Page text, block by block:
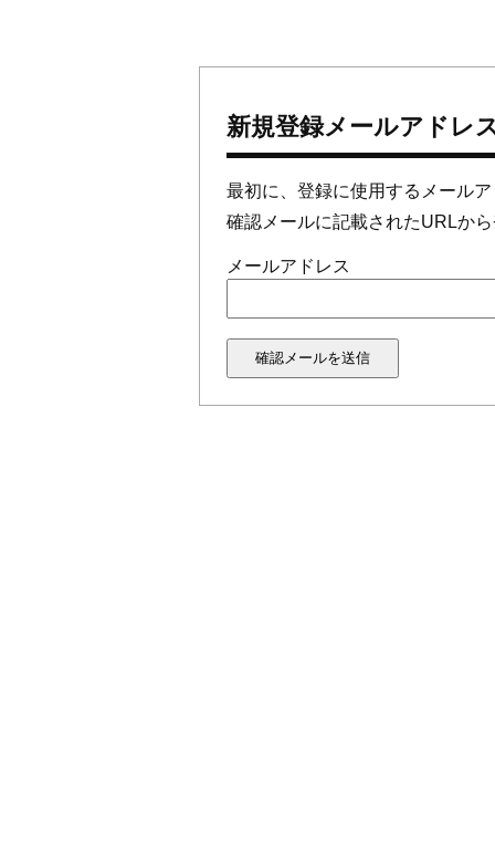
新規登録メールアドレ
最初に、登録に使用するメール
確認メールに記載されたURLか
メールアドレス